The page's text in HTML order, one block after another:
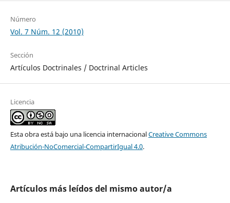
Número
Vol. 7 Núm. 12 (2010)
Sección
Artículos Doctrinales / Doctrinal Articles
Licencia
Esta obra está bajo una licencia internacionalCreative Commons
Atribución-NoComercial-CompartirIgual 4.0.
Artículos más leídos del mismo autor/a